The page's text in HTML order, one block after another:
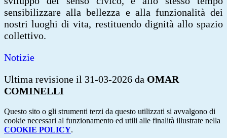
sensibilizzare alla bellezza e alla funzionalità dei
nostri luoghi di vita, restituendo dignità allo spazio
collettivo.
Notizie
Ultima revisione il 31-03-2026 da OMAR
COMINELLI
Questo sito o gli strumenti terzi da questo utilizzati si avvalgono di
cookie necessari al funzionamento ed utili alle finalità illustrate nella
COOKIE POLICY.